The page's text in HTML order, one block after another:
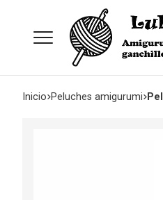
Inicio peluches amigurumi